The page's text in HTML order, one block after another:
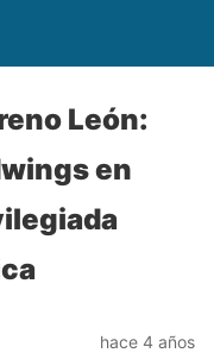
León:
en
hace 4 años